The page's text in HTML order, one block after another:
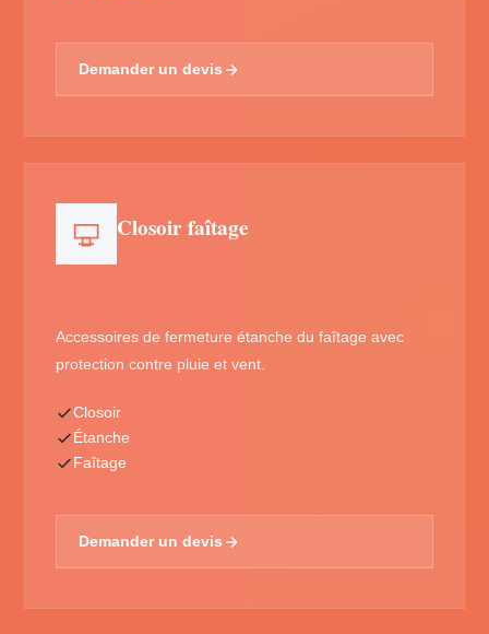
Demander un devis
Closoir faîtage
Accessoires de fermeture étanche du faîtage avec
protection contre pluie et vent.
Closoir
Étanche
Faîtage
Demander un devis